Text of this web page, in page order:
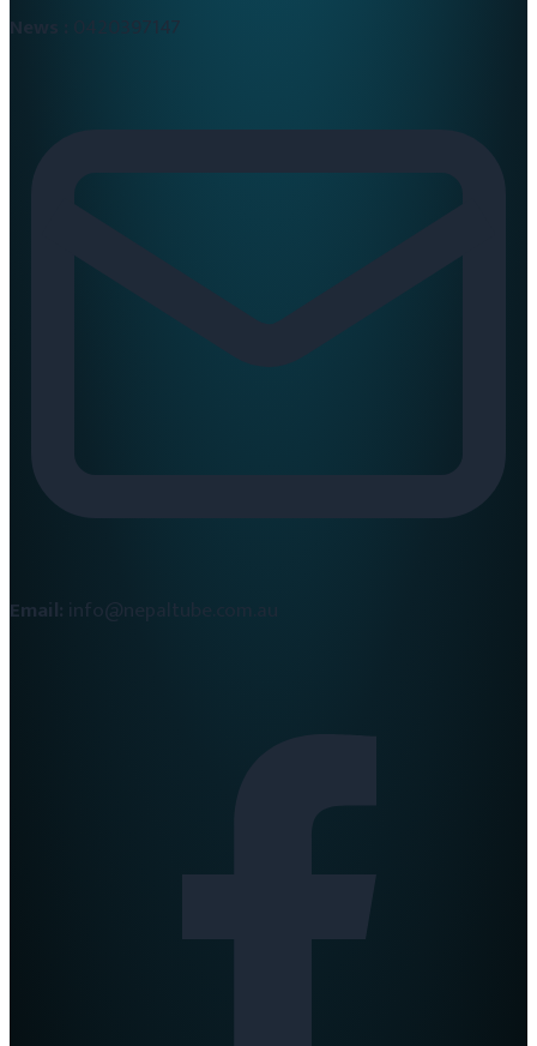
Email: